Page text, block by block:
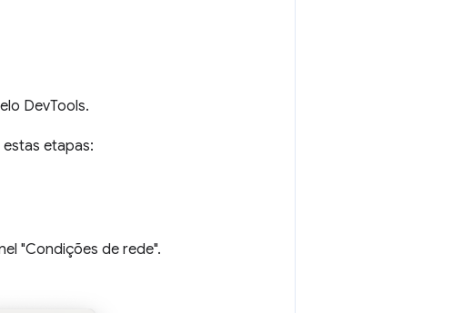
DevTools.
estas etapas:
"Condições de rede".